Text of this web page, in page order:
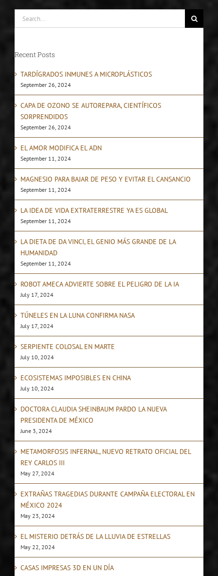
for:
Recent Posts
TARDÍGRADOS INMUNES A MICROPLÁSTICOS
September 26, 2024
CAPA DE OZONO SE AUTOREPARA, CIENTÍFICOS
SORPRENDIDOS
September 26, 2024
EL AMOR MODIFICA EL ADN
September 11, 2024
MAGNESIO PARA BAJAR DE PESO Y EVITAR EL CANSANCIO
September 11, 2024
LA IDEA DE VIDA EXTRATERRESTRE YA ES GLOBAL
September 11, 2024
LA DIETA DE DA VINCI, EL GENIO MÁS GRANDE DE LA
HUMANIDAD
September 11, 2024
ROBOT AMECA ADVIERTE SOBRE EL PELIGRO DE LA IA
July 17, 2024
TÚNELES EN LA LUNA CONFIRMA NASA
July 17, 2024
SERPIENTE COLOSAL EN MARTE
July 10, 2024
ECOSISTEMAS IMPOSIBLES EN CHINA
July 10, 2024
DOCTORA CLAUDIA SHEINBAUM PARDO LA NUEVA
PRESIDENTA DE MÉXICO
June 3, 2024
METAMORFOSIS INFERNAL, NUEVO RETRATO OFICIAL DEL
REY CARLOS III
May 27, 2024
EXTRAÑAS TRAGEDIAS DURANTE CAMPAÑA ELECTORAL EN
MÉXICO 2024
May 23, 2024
EL MISTERIO DETRÁS DE LA LLUVIA DE ESTRELLAS
May 22, 2024
CASAS IMPRESAS 3D EN UN DÍA